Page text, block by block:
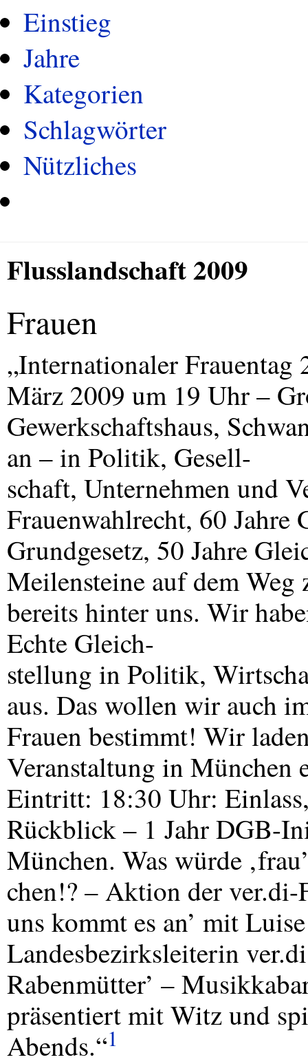
Einstieg
Jahre
Kategorien
Schlagwörter
Nützliches
Flusslandschaft 2009
Frauen
„Internationaler
März 2009 um 19 Uhr –
Gewerkschaftshaus,
an – in Politik, Gesell-
schaft, Unternehmen und
Frauenwahlrecht, 60
Grundgesetz, 50 Jahre
Meilensteine auf dem
bereits hinter uns. Wir
Echte Gleich-
stellung in Politik,
aus. Das wollen wir auch
Frauen bestimmt! Wir
Veranstaltung in München
Eintritt: 18:30 Uhr:
Rückblick – 1 JahrDGB-
München. Was würde
chen!? – Aktion der
uns kommt es an’ mit
Landesbezirksleiterin
Rabenmütter’ –
präsentiert mit Witz und
Abends.“1